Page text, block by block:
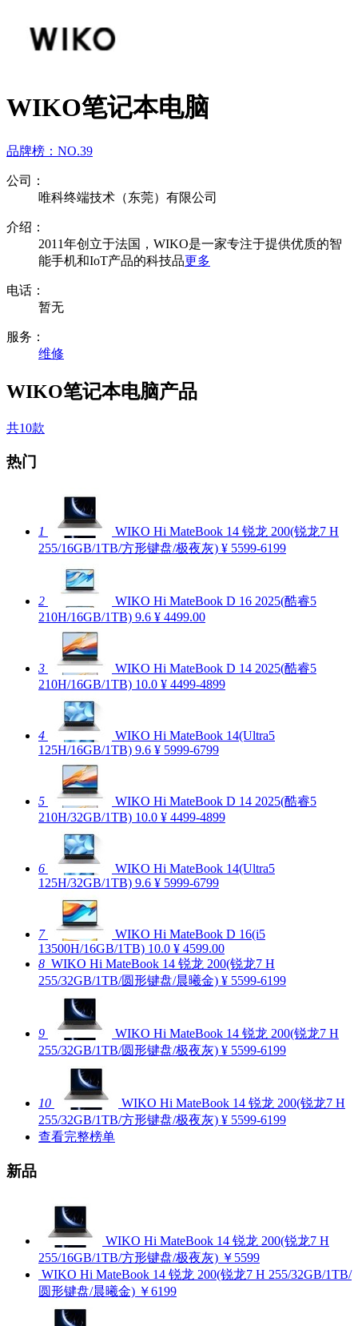
WIKO笔记本电脑
品牌榜： NO.39
公司：
唯科终端技术（东莞）有限公司
介绍：
2011年创立于法国，WIKO是一家专注于提供优质的智
能手机和IoT产品的科技品更多
电话：
暂无
服务：
维修
WIKO笔记本电脑产品
共10款
热门
1
WIKO Hi MateBook 14 锐龙 200(锐龙7 H
255/16GB/1TB/方形键盘/极夜灰) ¥ 5599-6199
2
WIKO Hi MateBook D 16 2025(酷睿5
210H/16GB/1TB) 9.6 ¥ 4499.00
3
WIKO Hi MateBook D 14 2025(酷睿5
210H/16GB/1TB) 10.0 ¥ 4499-4899
4
WIKO Hi MateBook 14(Ultra5
125H/16GB/1TB) 9.6 ¥ 5999-6799
5
WIKO Hi MateBook D 14 2025(酷睿5
210H/32GB/1TB) 10.0 ¥ 4499-4899
6
WIKO Hi MateBook 14(Ultra5
125H/32GB/1TB) 9.6 ¥ 5999-6799
7
WIKO Hi MateBook D 16(i5
13500H/16GB/1TB) 10.0 ¥ 4599.00
8 WIKO Hi MateBook 14 锐龙 200(锐龙7 H
255/32GB/1TB/圆形键盘/晨曦金) ¥ 5599-6199
9
WIKO Hi MateBook 14 锐龙 200(锐龙7 H
255/32GB/1TB/圆形键盘/极夜灰) ¥ 5599-6199
10
WIKO Hi MateBook 14 锐龙 200(锐龙7 H
255/32GB/1TB/方形键盘/极夜灰) ¥ 5599-6199
查看完整榜单
新品
WIKO Hi MateBook 14 锐龙 200(锐龙7 H
255/16GB/1TB/方形键盘/极夜灰) ￥5599
WIKO Hi MateBook 14 锐龙 200(锐龙7 H 255/32GB/1TB/
圆形键盘/晨曦金) ￥6199